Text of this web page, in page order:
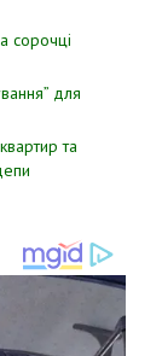
copoчцi
для
та